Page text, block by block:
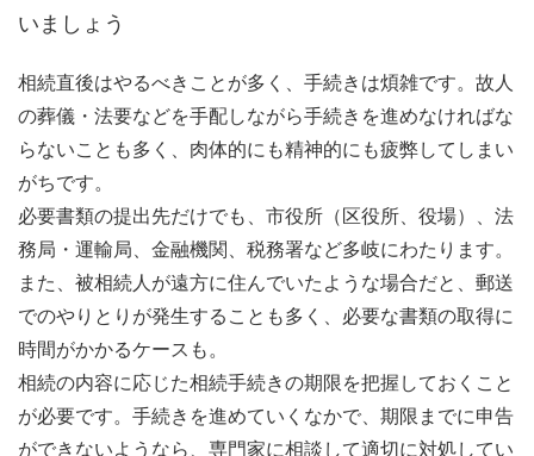
いましょう
相続直後はやるべきことが多く、手続きは煩雑です。故人
の葬儀・法要などを手配しながら手続きを進めなければな
らないことも多く、肉体的にも精神的にも疲弊してしまい
がちです。
必要書類の提出先だけでも、市役所（区役所、役場）、法
務局・運輸局、金融機関、税務署など多岐にわたります。
また、被相続人が遠方に住んでいたような場合だと、郵送
でのやりとりが発生することも多く、必要な書類の取得に
時間がかかるケースも。
相続の内容に応じた相続手続きの期限を把握しておくこと
が必要です。手続きを進めていくなかで、期限までに申告
ができないようなら、専門家に相談して適切に対処してい